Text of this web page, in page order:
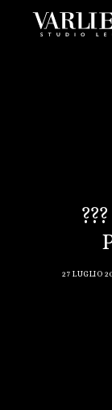
PRENDI UN
27 LUGLIO